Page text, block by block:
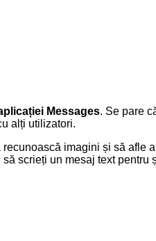
Messages. Se pare
alți utilizatori.
imagini și să afle
scrieți un mesaj text pentru